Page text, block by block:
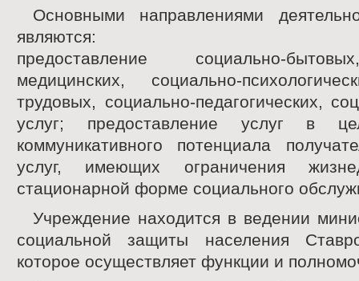
Основными направлениями
являются:
предоставление социально-
медицинских, социально-
трудовых, социально-педагогических,
услуг; предоставление услуг в
коммуникативного потенциала
услуг, имеющих ограничения
стационарной форме социального
Учреждение находится в ведении
социальной защиты населения
которое осуществляет функции и